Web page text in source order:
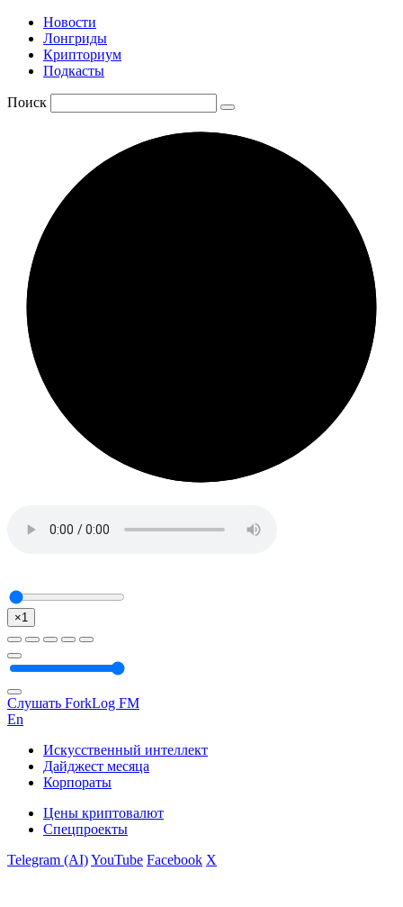
Новости
Лонгриды
Крипториум
Подкасты
Поиск
×1
Слушать ForkLog FM
En
Искусственный интеллект
Дайджест месяца
Корпораты
Цены криптовалют
Спецпроекты
Telegram (AI)YouTube Facebook X